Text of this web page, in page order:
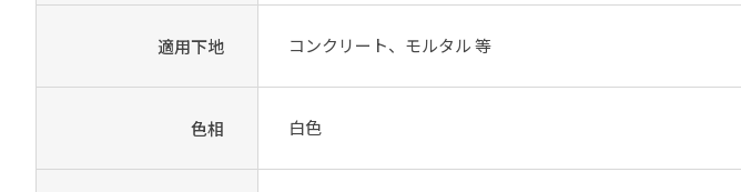
適用下地 コンクリート、モルタル 等
色相 白色